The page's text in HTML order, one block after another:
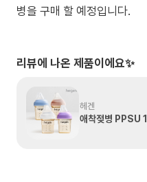
병을 구매 할 예정입니다.
리뷰에 나온 제품이에요✨
헤겐
애착젖병 PPSU